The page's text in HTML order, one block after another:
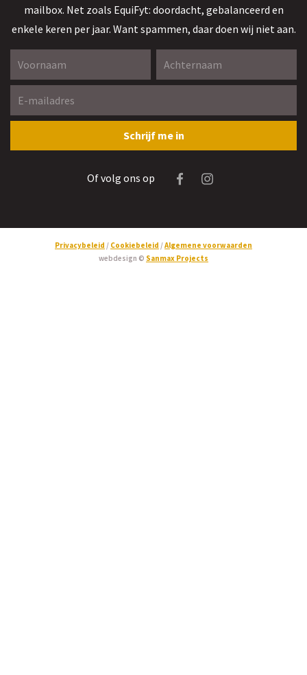
mailbox. Net zoals EquiFyt: doordacht, gebalanceerd en
enkele keren per jaar. Want spammen, daar doen wij niet aan.
Voornaam *
Achternaam *
E-mailadres *
Gelieve dit veld leeg te laten
Schrijf me in
Of volg ons op Facebook
Privacybeleid Cookiebeleid
Algemene voorwaarden
webdesign © Sanmax Projects